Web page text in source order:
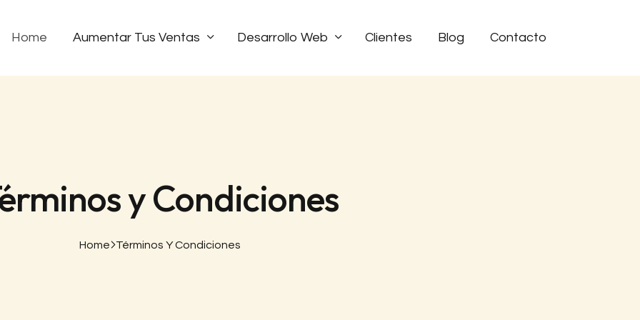
Home Aumentar Tus Ventas Desarrollo Web Clientes Blog Contacto
y Condiciones
Home Términos Y Condiciones